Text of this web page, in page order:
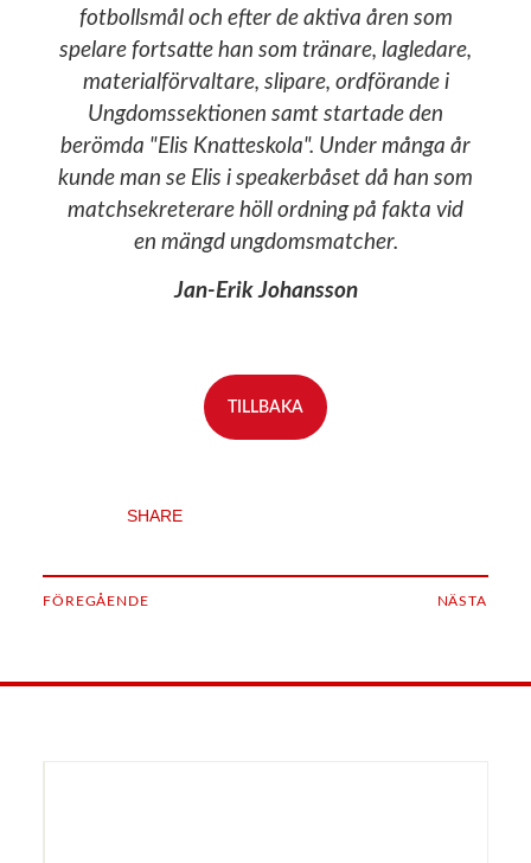
fotbollsmål och efter de aktiva åren som
spelare fortsatte han som tränare, lagledare,
materialförvaltare, slipare, ordförande i
Ungdomssektionen samt startade den
berömda "Elis Knatteskola". Under många år
kunde man se Elis i speakerbåset då han som
matchsekreterare höll ordning på fakta vid
en mängd ungdomsmatcher.
Jan-Erik Johansson
TILLBAKA
SHARE
FÖREGÅENDE NÄSTA